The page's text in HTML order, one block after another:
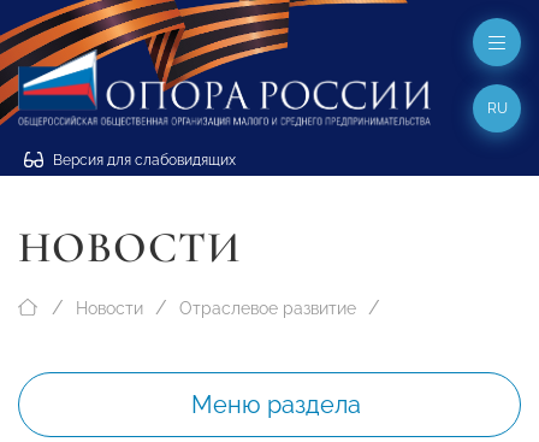
Версия для слабовидящих
RU
НОВОСТИ
Новости Отраслевое развитие
Меню раздела